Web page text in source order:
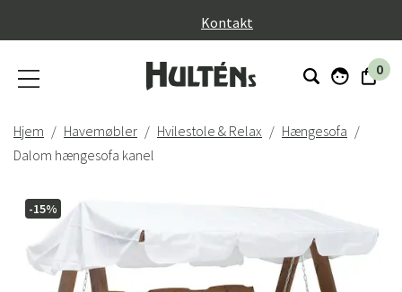
Kontakt
0
Hjem Havemøbler Hvilestole & Relax
Hængesofa
Dalom hængesofa kanel
-15%